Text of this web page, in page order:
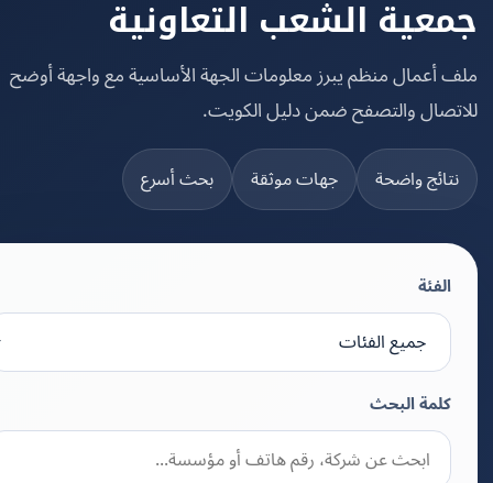
الشعب التعاونية
منظم يبرز معلومات الجهة الأساسية مع واجهة أوضح
والتصفح ضمن دليل الكويت.
واضحة جهات موثقة بحث أسرع
كلمة البحث